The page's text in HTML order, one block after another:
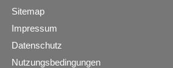
Sitemap
Impressum
Datenschutz
Nutzungsbedingungen